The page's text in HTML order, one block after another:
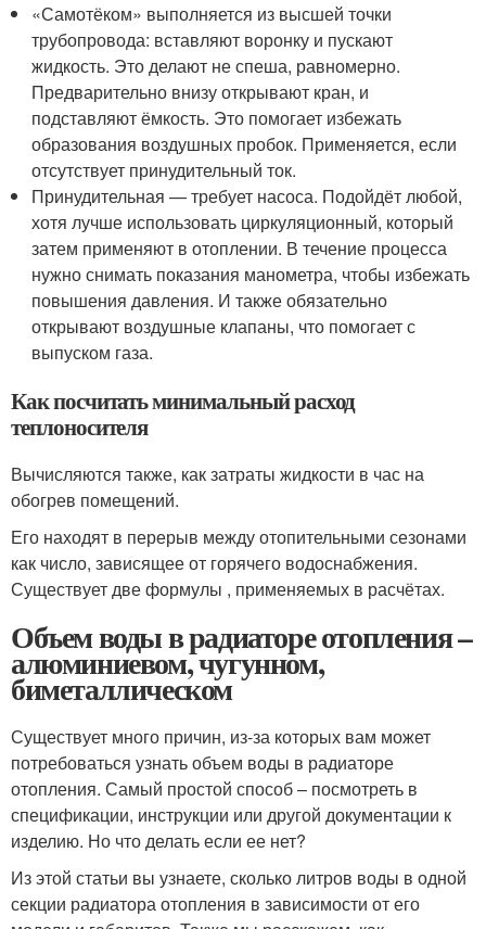
«Самотёком» выполняется из высшей точки
трубопровода: вставляют воронку и пускают
жидкость. Это делают не спеша, равномерно.
Предварительно внизу открывают кран, и
подставляют ёмкость. Это помогает избежать
образования воздушных пробок. Применяется, если
отсутствует принудительный ток.
Принудительная — требует насоса. Подойдёт любой,
хотя лучше использовать циркуляционный, который
затем применяют в отоплении. В течение процесса
нужно снимать показания манометра, чтобы избежать
повышения давления. И также обязательно
открывают воздушные клапаны, что помогает с
выпуском газа.
Как посчитать минимальный расход
теплоносителя
Вычисляются также, как затраты жидкости в час на
обогрев помещений.
Его находят в перерыв между отопительными сезонами
как число, зависящее от горячего водоснабжения.
Существует две формулы , применяемых в расчётах.
Объем воды в радиаторе отопления –
алюминиевом, чугунном,
биметаллическом
Существует много причин, из-за которых вам может
потребоваться узнать объем воды в радиаторе
отопления. Самый простой способ – посмотреть в
спецификации, инструкции или другой документации к
изделию. Но что делать если ее нет?
Из этой статьи вы узнаете, сколько литров воды в одной
секции радиатора отопления в зависимости от его